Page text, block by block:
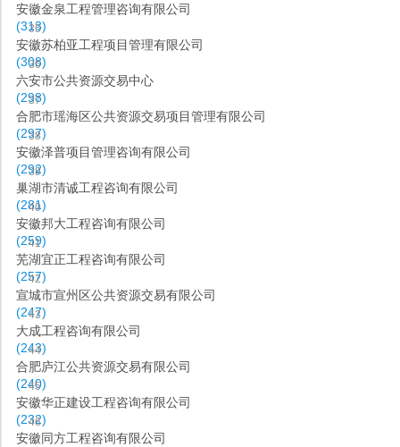
安徽金泉工程管理咨询有限公司
(313)
35
安徽苏柏亚工程项目管理有限公司
(308)
36
六安市公共资源交易中心
(298)
37
合肥市瑶海区公共资源交易项目管理有限公司
(297)
38
安徽泽普项目管理咨询有限公司
(292)
39
巢湖市清诚工程咨询有限公司
(281)
40
安徽邦大工程咨询有限公司
(259)
41
芜湖宜正工程咨询有限公司
(257)
42
宣城市宣州区公共资源交易有限公司
(247)
43
大成工程咨询有限公司
(243)
44
合肥庐江公共资源交易有限公司
(240)
45
安徽华正建设工程咨询有限公司
(232)
46
安徽同方工程咨询有限公司